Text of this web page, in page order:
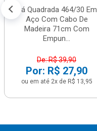
Pá Quadrada 464/30 Em
Aço Com Cabo De
Madeira 71cm Com
Empun...
De: R$ 39,90
Por: R$ 27,90
ou em até 2x de R$ 13,95